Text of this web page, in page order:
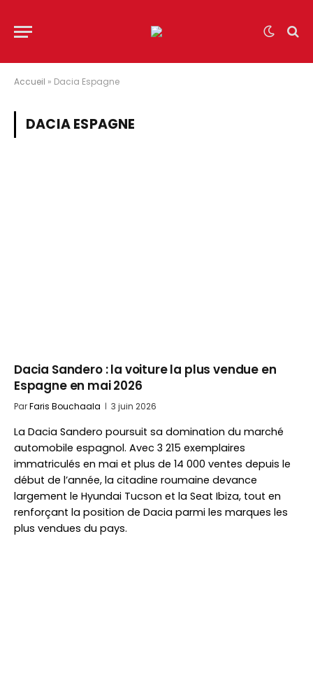
Accueil » Dacia Espagne
DACIA ESPAGNE
Dacia Sandero : la voiture la plus vendue en
Espagne en mai 2026
ParFaris Bouchaala 3 juin 2026
La Dacia Sandero poursuit sa domination du marché
automobile espagnol. Avec 3 215 exemplaires
immatriculés en mai et plus de 14 000 ventes depuis le
début de l’année, la citadine roumaine devance
largement le Hyundai Tucson et la Seat Ibiza, tout en
renforçant la position de Dacia parmi les marques les
plus vendues du pays.